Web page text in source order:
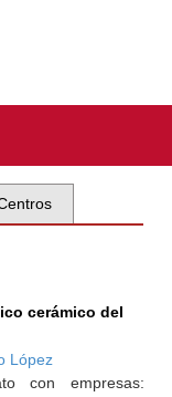
cerámico del
López
con empresas: